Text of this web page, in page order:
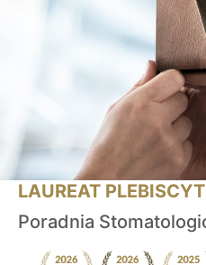
LAUREAT
Poradnia